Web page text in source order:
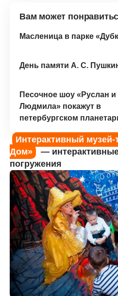
Вам может
Масленица в парке
День памяти А. С.
Песочное шоу «Руслан и
Людмила» покажут в
петербургском
Интерактивный музей-
Дом»
—
погружения